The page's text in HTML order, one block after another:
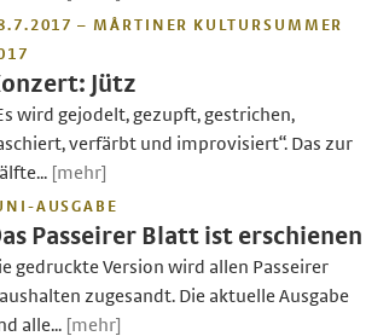
– MÅRTINER KULTURSUMMER
Jütz
wird gejodelt, gezupft, gestrichen,
verfärbt und improvisiert“. Das zur
[mehr]
AUSGABE
Passeirer Blatt ist erschienen
gedruckte Version wird allen Passeirer
zugesandt. Die aktuelle Ausgabe
alle... [mehr]